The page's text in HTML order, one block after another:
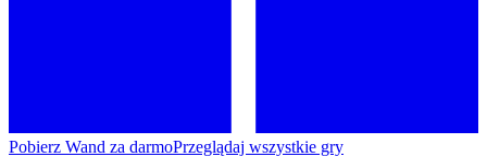
Pobierz Wand za darmoPrzeglądaj wszystkie gry